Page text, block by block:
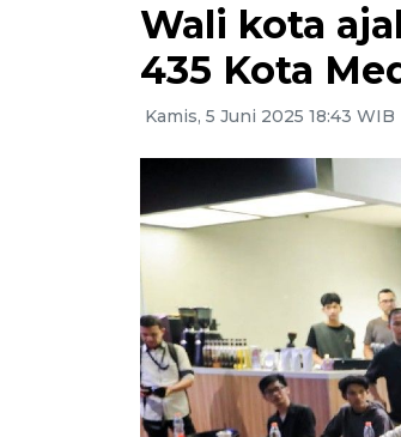
Wali kota
435 Kota
Kamis, 5 Juni 2025 18:43 WIB